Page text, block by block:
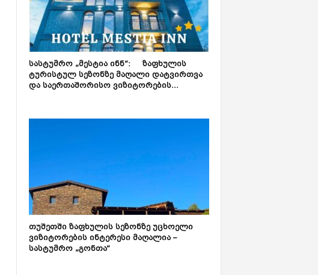
სასტუმრო „მესტია ინნ“: ზაფხულის
ტურისტულ სეზონზე მაღალი დატვირთვა
და საერთაშორისო ვიზიტორების...
თუშეთში ზაფხულის სეზონზე უცხოელი
ვიზიტორების ინტერესი მაღალია –
სასტუმრო „გონთა“